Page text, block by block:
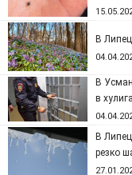
В
В
в
В
резко